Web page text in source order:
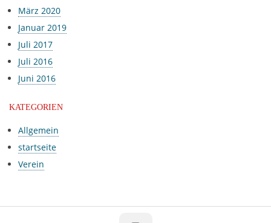
März 2020
Januar 2019
Juli 2017
Juli 2016
Juni 2016
KATEGORIEN
Allgemein
startseite
Verein